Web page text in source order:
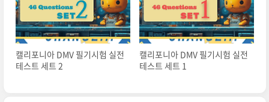
캘리포니아 DMV 필기시험 실전
테스트 세트 2
캘리포니아 DMV 필기시험 실전
테스트 세트 1